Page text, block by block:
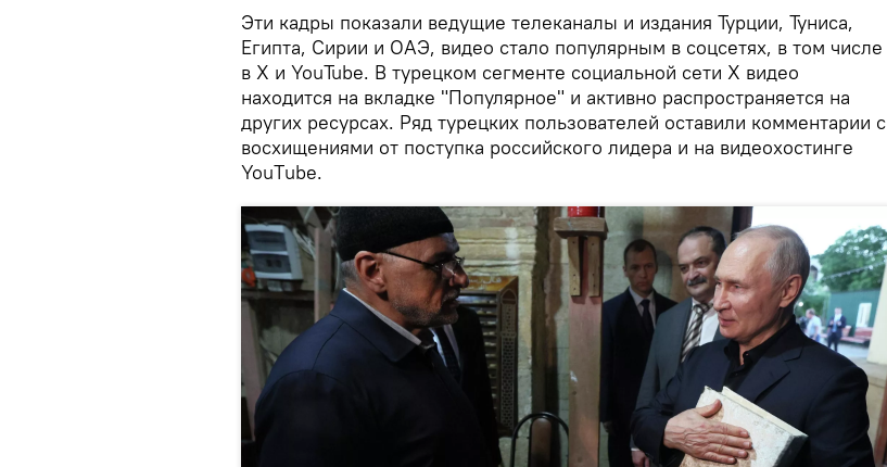
Эти кадры показали ведущие телеканалы и издания Турции, Туниса,
Египта, Сирии и ОАЭ, видео стало популярным в соцсетях, в том числе
в X и YouTube. В турецком сегменте социальной сети X видео
находится на вкладке "Популярное" и активно распространяется на
других ресурсах. Ряд турецких пользователей оставили комментарии с
восхищениями от поступка российского лидера и на видеохостинге
YouТube.